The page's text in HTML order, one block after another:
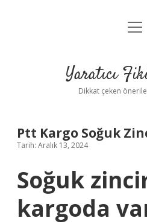
Yasal
Yaratıcı
Dikkat çeken
Ptt Kargo Soğuk
Tarih: Aralık 13, 2024
Soğuk
kargoda